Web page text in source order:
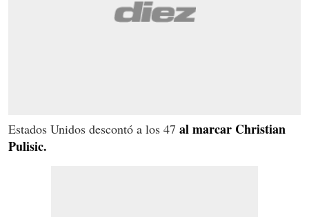
Estados Unidos descontó a los 47 al marcar Christian
Pulisic.